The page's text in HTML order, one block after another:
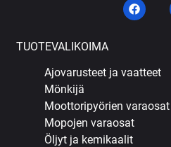
TUOTEVALIKOIMA
Ajovarusteet ja vaatteet
Mönkijä
Moottoripyörien varaosat
Mopojen varaosat
Öljyt ja kemikaalit